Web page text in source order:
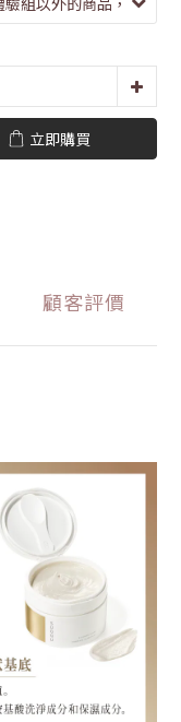
立即購買
顧客評價